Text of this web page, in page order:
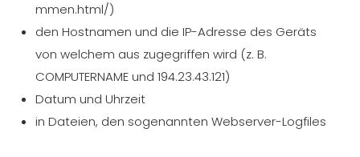
mmen.html/)
den Hostnamen und die IP-Adresse des Geräts
von welchem aus zugegriffen wird (z. B.
COMPUTERNAME und 194.23.43.121)
Datum und Uhrzeit
in Dateien, den sogenannten Webserver-Logfiles